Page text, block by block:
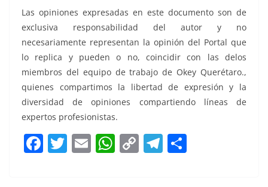
Las opiniones expresadas en este documento son de
exclusiva responsabilidad del autor y no
necesariamente representan la opinión del Portal que
lo replica y pueden o no, coincidir con las delos
miembros del equipo de trabajo de Okey Querétaro.,
quienes compartimos la libertad de expresión y la
diversidad de opiniones compartiendo líneas de
expertos profesionistas.
F T E W C T